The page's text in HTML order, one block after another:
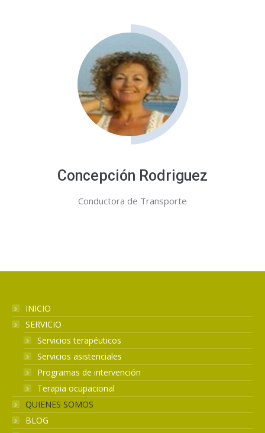
Concepción Rodriguez
Conductora de Transporte
INICIO
SERVICIO
Servicios terapéuticos
Servicios asistenciales
Programas de intervención
Terapia ocupacional
QUIENES SOMOS
BLOG